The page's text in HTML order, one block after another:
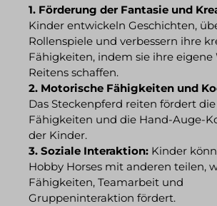
1. Förderung der Fantasie und
Kinder entwickeln Geschichten,
Rollenspiele und verbessern ihre
Fähigkeiten, indem sie ihre eigene
Reitens schaffen.
2. Motorische Fähigkeiten und
Das Steckenpferd reiten fördert
Fähigkeiten und die Hand-Auge-
der Kinder.
3. Soziale Interaktion: Kinder
Hobby Horses mit anderen teilen,
Fähigkeiten, Teamarbeit und
Gruppeninteraktion fördert.